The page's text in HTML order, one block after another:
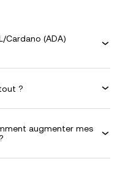
Cardano (ADA)
?
augmenter mes